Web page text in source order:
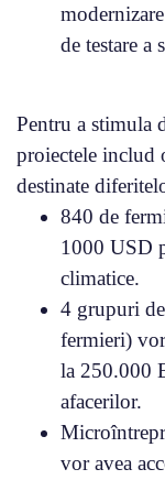
de testare
Pentru a stimula
proiectele includ
destinate
840 de
1000 USD
climatice.
4 grupuri
fermieri) vor
la 250.000
afacerilor.
vor avea